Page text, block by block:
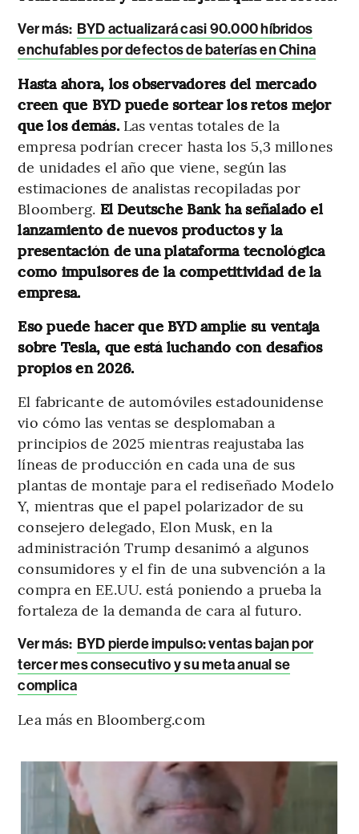
Ver más: BYD actualizará casi 90.000 híbridos
enchufables por defectos de baterías en China
Hasta ahora, los observadores del mercado
creen que BYD puede sortear los retos mejor
que los demás. Las ventas totales de la
empresa podrían crecer hasta los 5,3 millones
de unidades el año que viene, según las
estimaciones de analistas recopiladas por
Bloomberg. El Deutsche Bank ha señalado el
lanzamiento de nuevos productos y la
presentación de una plataforma tecnológica
como impulsores de la competitividad de la
empresa.
Eso puede hacer que BYD amplíe su ventaja
sobre Tesla, que está luchando con desafíos
propios en 2026.
El fabricante de automóviles estadounidense
vio cómo las ventas se desplomaban a
principios de 2025 mientras reajustaba las
líneas de producción en cada una de sus
plantas de montaje para el rediseñado Modelo
Y, mientras que el papel polarizador de su
consejero delegado, Elon Musk, en la
administración Trump desanimó a algunos
consumidores y el fin de una subvención a la
compra en EE.UU. está poniendo a prueba la
fortaleza de la demanda de cara al futuro.
Ver más: BYD pierde impulso: ventas bajan por
tercer mes consecutivo y su meta anual se
complica
Lea más en Bloomberg.com